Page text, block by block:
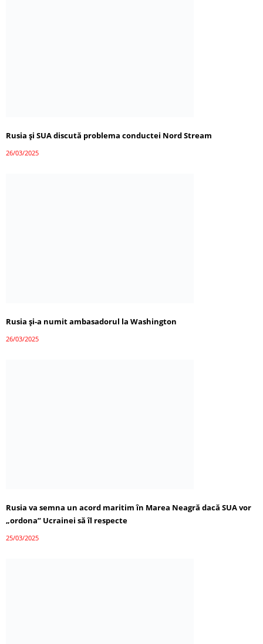
Rusia și SUA discută problema conductei Nord Stream
26/03/2025
Rusia și-a numit ambasadorul la Washington
26/03/2025
Rusia va semna un acord maritim în Marea Neagră dacă SUA vor
„ordona” Ucrainei să îl respecte
25/03/2025